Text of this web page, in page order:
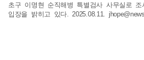
초구 이명현 순직해병 특별검사 사무실로
입장을 밝히고 있다. 2025.08.11.